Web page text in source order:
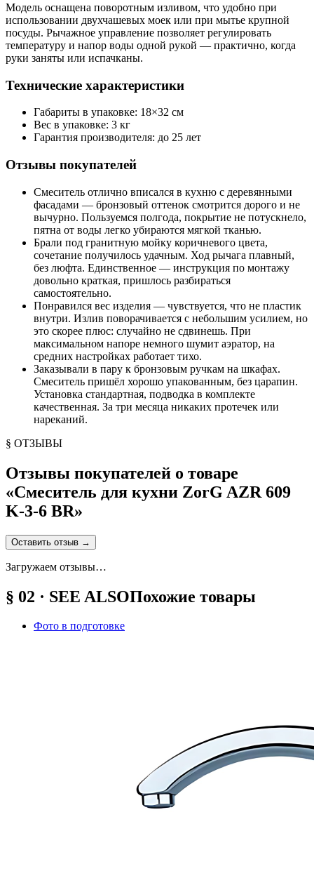
Модель оснащена поворотным изливом, что удобно при
использовании двухчашевых моек или при мытье крупной
посуды. Рычажное управление позволяет регулировать
температуру и напор воды одной рукой — практично, когда
руки заняты или испачканы.
Технические характеристики
Габариты в упаковке: 18×32 см
Вес в упаковке: 3 кг
Гарантия производителя: до 25 лет
Отзывы покупателей
Смеситель отлично вписался в кухню с деревянными
фасадами — бронзовый оттенок смотрится дорого и не
вычурно. Пользуемся полгода, покрытие не потускнело,
пятна от воды легко убираются мягкой тканью.
Брали под гранитную мойку коричневого цвета,
сочетание получилось удачным. Ход рычага плавный,
без люфта. Единственное — инструкция по монтажу
довольно краткая, пришлось разбираться
самостоятельно.
Понравился вес изделия — чувствуется, что не пластик
внутри. Излив поворачивается с небольшим усилием, но
это скорее плюс: случайно не сдвинешь. При
максимальном напоре немного шумит аэратор, на
средних настройках работает тихо.
Заказывали в пару к бронзовым ручкам на шкафах.
Смеситель пришёл хорошо упакованным, без царапин.
Установка стандартная, подводка в комплекте
качественная. За три месяца никаких протечек или
нареканий.
§ ОТЗЫВЫ
Отзывы покупателей о товаре
«Смеситель для кухни ZorG AZR 609
K-3-6 BR»
Оставить отзыв →
Загружаем отзывы…
§ 02 · SEE ALSOПохожие товары
Фото в подготовке